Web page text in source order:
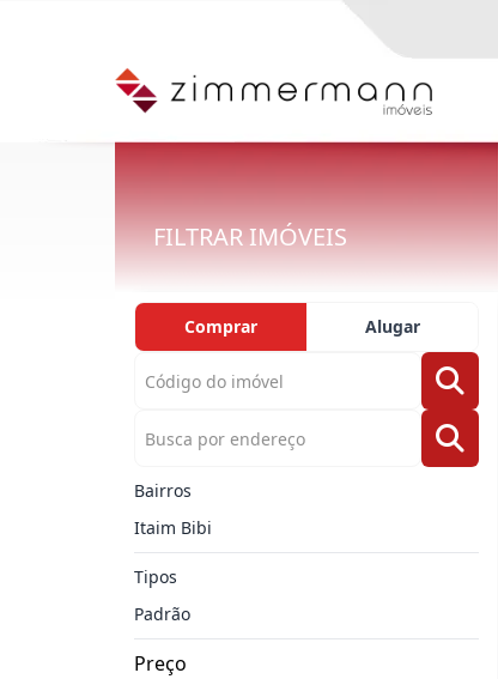
FILTRAR IMÓVEIS
Comprar Alugar
Bairros
Itaim Bibi
Tipos
Padrão
Preço